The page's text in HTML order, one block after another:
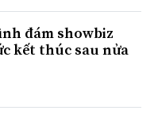
đám showbiz
kết thúc sau nửa